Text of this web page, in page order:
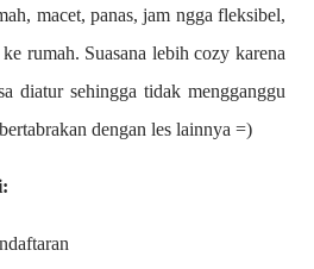
macet, panas, jam ngga fleksibel,
rumah. Suasana lebih cozy karena
diatur sehingga tidak mengganggu
dengan les lainnya =)